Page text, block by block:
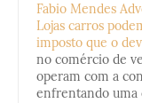
Fabio Mendes
Lojas carros
imposto que o
no comércio de
operam com a
enfrentando uma